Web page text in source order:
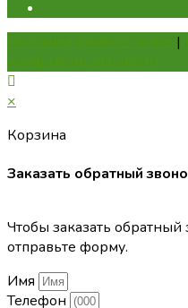
Политика файлов Cookie |
конфиденциальности
×
Корзина
Заказать обратный
Чтобы заказать обратный
отправьте форму.
Имя
Телефон